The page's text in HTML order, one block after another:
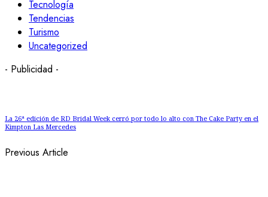
Tecnología
Tendencias
Turismo
Uncategorized
- Publicidad -
La 26ª edición de RD Bridal Week cerró por todo lo alto con The Cake Party en el
Kimpton Las Mercedes
Previous Article